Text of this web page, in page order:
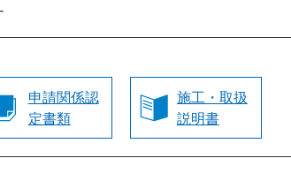
申請関係認
定書類
施工・取扱
説明書